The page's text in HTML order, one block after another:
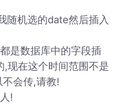
随机选的date然后插入
是数据库中的字段插
现在这个时间范围不是
会传,请教!
!